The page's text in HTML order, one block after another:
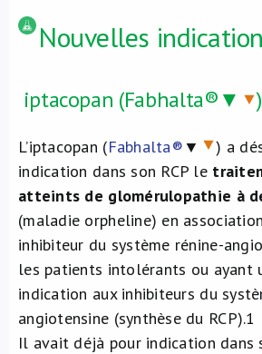
Nouvelles
iptacopan (Fabhalta®▼ )
L’iptacopan (Fabhalta®▼
) a
indication dans son RCP le
atteints de glomérulopathie à
(maladie orpheline) en
inhibiteur du système rénine-
les patients intolérants ou ayant
indication aux inhibiteurs du
angiotensine (synthèse du RCP).1
Il avait déjà pour indication dans